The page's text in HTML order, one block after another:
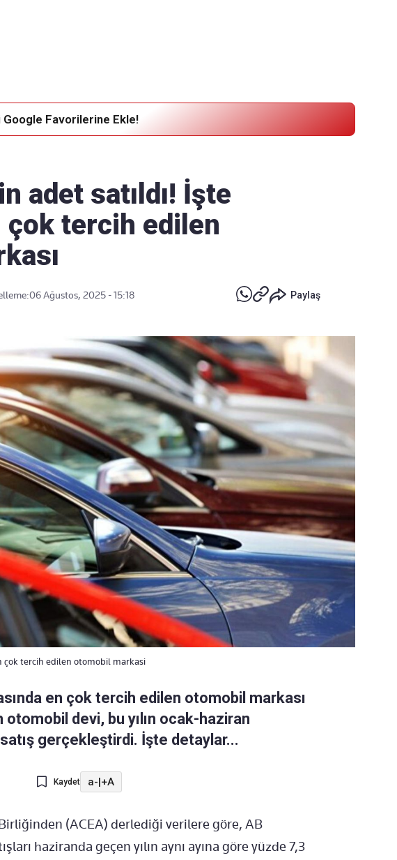
Google Favorilerine Ekle!
adet satıldı! İşte
çok tercih edilen
06 Ağustos, 2025 - 15:18 Paylaş
çok tercih edilen otomobil markasi
en çok tercih edilen otomobil markası
devi, bu yılın ocak-haziran
gerçekleştirdi. İşte detaylar...
Kaydet a-|+A
(ACEA) derlediği verilere göre, AB
haziranda geçen yılın aynı ayına göre yüzde 7,3